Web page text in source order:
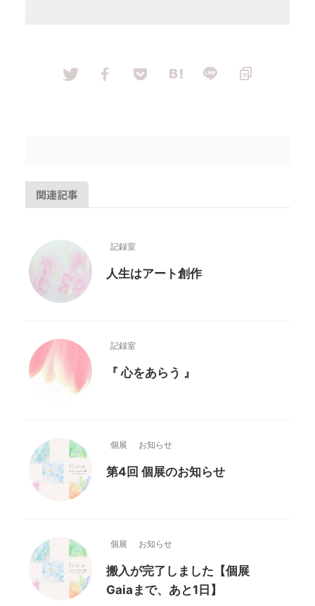
関連記事
記録室
人生はアート創作
記録室
『 心をあらう 』
個展 お知らせ
第4回 個展のお知らせ
個展 お知らせ
搬入が完了しました【個展
Gaiaまで、あと1日】